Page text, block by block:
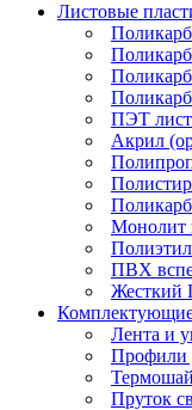
Листовые
ПЭТ
Акрил
Монолит
ПВХ
Лента и
Профили
Пруток